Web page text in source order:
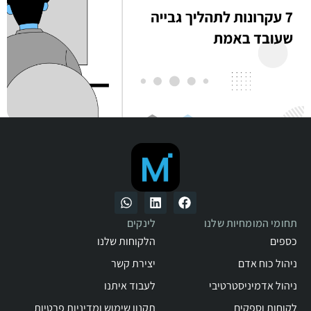
חובות ומביא שקט לעסק. בואו לגלות איך לבנות מערכת גבייה
יעילה, אנושית ורווחית באמת.
תחומי המומחיות שלנו
כספים
ניהול כוח אדם
ניהול אדמיניסטרטיבי
לקוחות וספקים
לינקים
הלקוחות שלנו
יצירת קשר
לעבוד איתנו
תקנון שימוש ומדיניות פרטיות